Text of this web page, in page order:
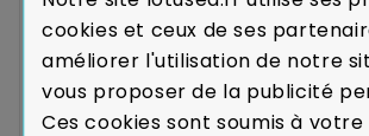
Vaisselier Bangkok
HÉVÉA MASSIF
Expédié sous 12-16
cookies et ceux de ses
améliorer l'utilisation de notre
vous proposer de la publicité
Ces cookies sont soumis à votre